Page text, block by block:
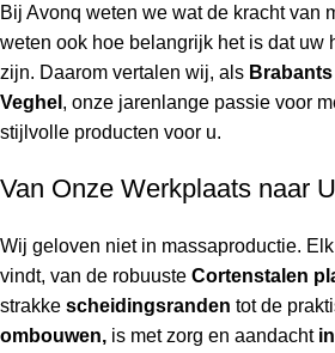
Bij Avonq weten we wat de kracht van
weten ook hoe belangrijk het is dat uw
zijn. Daarom vertalen wij, als
Veghel , onze jarenlange passie voor
stijlvolle producten voor u.
Van Onze Werkplaats naar
Wij geloven niet in massaproductie.
vindt, van de robuuste Cortenstalen
strakke scheidingsranden tot de
ombouwen, is met zorg en aandacht